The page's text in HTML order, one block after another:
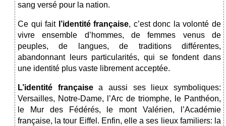
sang versé pour la nation.
Ce qui fait l’identité française, c’est donc la volonté de
vivre ensemble d’hommes, de femmes venus de
peuples, de langues, de traditions différentes,
abandonnant leurs particularités, qui se fondent dans
une identité plus vaste librement acceptée.
L’identité françaisea aussi ses lieux symboliques:
Versailles, Notre-Dame, l’Arc de triomphe, le Panthéon,
le Mur des Fédérés, le mont Valérien, l’Académie
française, la tour Eiffel. Enfin, elle a ses lieux familiers: la